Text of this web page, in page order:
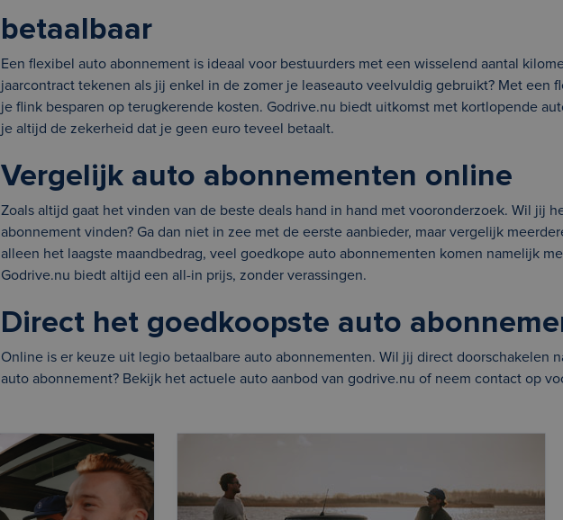
betaalbaar
Een flexibel auto abonnement is ideaal voor bestuurders met een wisselend aantal
jaarcontract tekenen als jij enkel in de zomer je leaseauto veelvuldig gebruikt? Met een
je flink besparen op terugkerende kosten. Godrive.nu biedt uitkomst met kortlopende
je altijd de zekerheid dat je geen euro teveel betaalt.
Vergelijk auto abonnementen online
Zoals altijd gaat het vinden van de beste deals hand in hand met vooronderzoek. Wil jij
abonnement vinden? Ga dan niet in zee met de eerste aanbieder, maar vergelijk
alleen het laagste maandbedrag, veel goedkope auto abonnementen komen namelijk
Godrive.nu biedt altijd een all-in prijs, zonder verassingen.
Direct het goedkoopste auto
Online is er keuze uit legio betaalbare auto abonnementen. Wil jij direct doorschakelen
auto abonnement? Bekijk het actuele auto aanbod van godrive.nu of neem contact op